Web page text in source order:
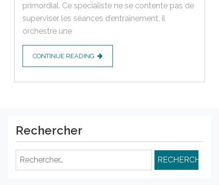
primordial. Ce spécialiste ne se contente pas de
superviser les séances d’entraînement, il
orchestre une
CONTINUE READING
Rechercher
Rechercher :